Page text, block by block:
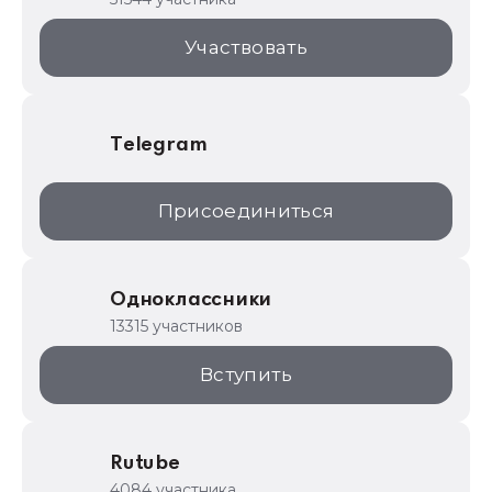
1С:Торговая площадка
Участвовать
Telegram
Присоединиться
Одноклассники
13315 участников
Вступить
Rutube